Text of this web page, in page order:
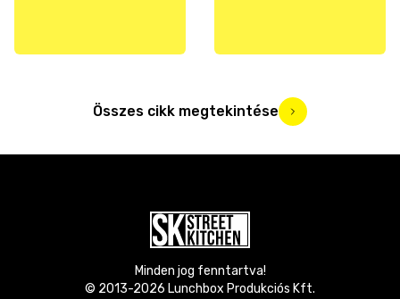
Összes cikk megtekintése
Minden jog fenntartva!
© 2013-2026 Lunchbox Produkciós Kft.